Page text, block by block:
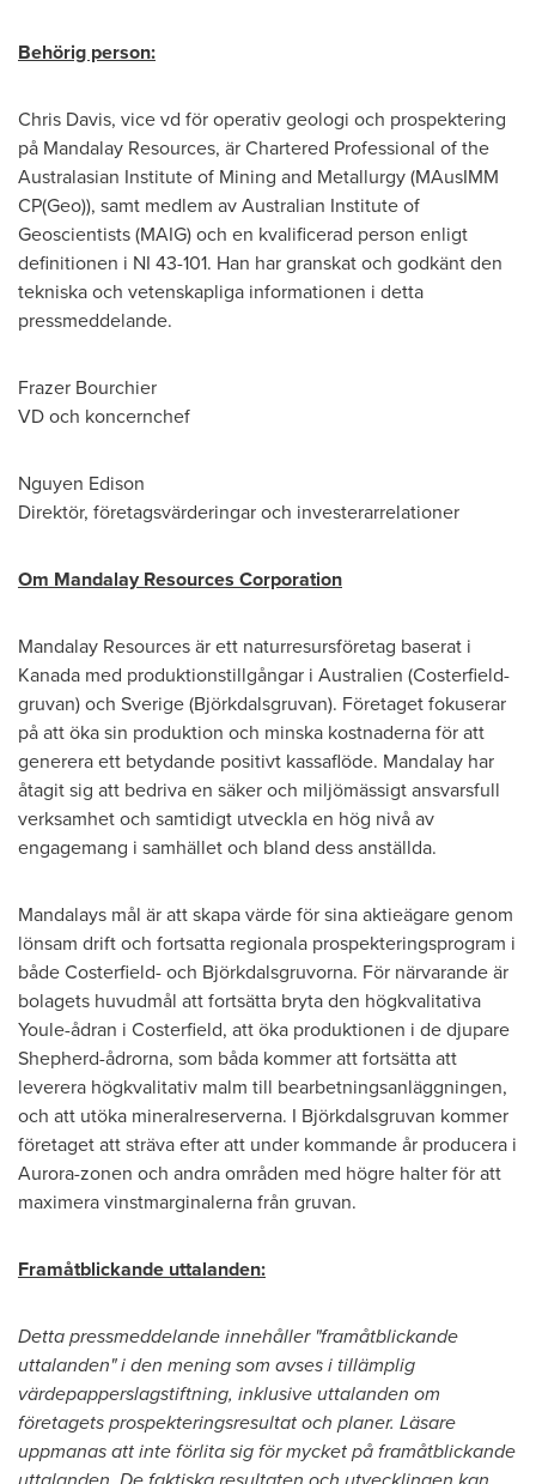
Behörig person:
Chris Davis, vice vd för operativ geologi och prospektering
på Mandalay Resources, är Chartered Professional of the
Australasian Institute of Mining and Metallurgy (MAusIMM
CP(Geo)), samt medlem av Australian Institute of
Geoscientists (MAIG) och en kvalificerad person enligt
definitionen i NI 43-101. Han har granskat och godkänt den
tekniska och vetenskapliga informationen i detta
pressmeddelande.
Frazer Bourchier
VD och koncernchef
Nguyen Edison
Direktör, företagsvärderingar och investerarrelationer
Om Mandalay Resources Corporation
Mandalay Resources är ett naturresursföretag baserat i
Kanada med produktionstillgångar i Australien (Costerfield-
gruvan) och Sverige (Björkdalsgruvan). Företaget fokuserar
på att öka sin produktion och minska kostnaderna för att
generera ett betydande positivt kassaflöde. Mandalay har
åtagit sig att bedriva en säker och miljömässigt ansvarsfull
verksamhet och samtidigt utveckla en hög nivå av
engagemang i samhället och bland dess anställda.
Mandalays mål är att skapa värde för sina aktieägare genom
lönsam drift och fortsatta regionala prospekteringsprogram i
både Costerfield- och Björkdalsgruvorna. För närvarande är
bolagets huvudmål att fortsätta bryta den högkvalitativa
Youle-ådran i Costerfield, att öka produktionen i de djupare
Shepherd-ådrorna, som båda kommer att fortsätta att
leverera högkvalitativ malm till bearbetningsanläggningen,
och att utöka mineralreserverna. I Björkdalsgruvan kommer
företaget att sträva efter att under kommande år producera i
Aurora-zonen och andra områden med högre halter för att
maximera vinstmarginalerna från gruvan.
Framåtblickande uttalanden:
Detta pressmeddelande innehåller "framåtblickande
uttalanden" i den mening som avses i tillämplig
värdepapperslagstiftning, inklusive uttalanden om
företagets prospekteringsresultat och planer. Läsare
uppmanas att inte förlita sig för mycket på framåtblickande